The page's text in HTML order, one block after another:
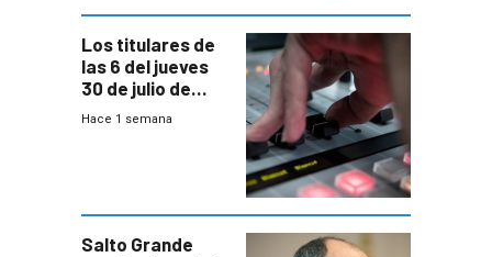
Los titulares de
las 6 del jueves
30 de julio de
2026
Hace 1 semana
Salto Grande